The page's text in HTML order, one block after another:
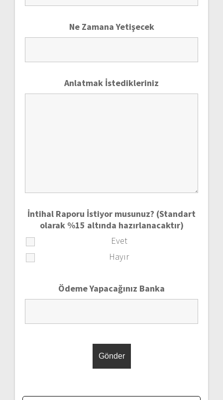
Ne Zamana Yetişecek
Anlatmak İstedikleriniz
İntihal Raporu İstiyor musunuz? (Standart
olarak %15 altında hazırlanacaktır)
Evet
Hayır
Ödeme Yapacağınız Banka